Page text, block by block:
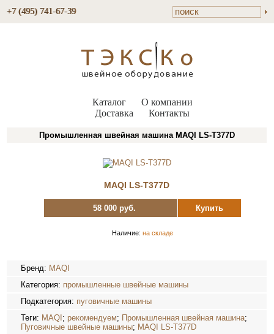
+7 (495) 741-67-39
Каталог
О компании
Доставка
Контакты
Промышленная швейная машина MAQI LS-T377D
MAQI LS-T377D
58 000 руб. Купить
Наличие: на складе
Бренд: MAQI
Категория: промышленные швейные машины
Подкатегория: пуговичные машины
Теги: MAQI ;рекомендуем; Промышленная швейная машина;
Пуговичные швейные машины; MAQI LS-T377D